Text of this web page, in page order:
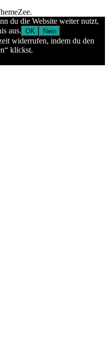
du die Website weiter nutzt,
aus. OK Nein
widerrufen, indem du den
klickst.